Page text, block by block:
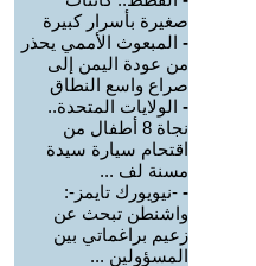
صغيرة بأسرار كبيرة
- المبعوث الأممي يحذر
من عودة اليمن إلى
صراع واسع النطاق
- الولايات المتحدة..
نجاة 8 أطفال من
اقتحام سيارة سيدة
مسنة لف ...
- -نيويورك تايمز-:
واشنطن تبحث عن
زعيم براغماتي بين
المسؤولين ...